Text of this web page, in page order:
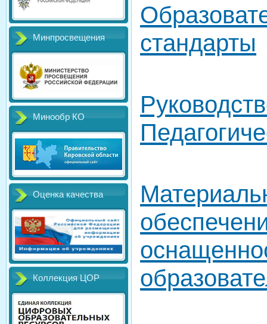
Минпросвещения
Минообр КО
Оценка качества
Коллекция ЦОР
стандарты